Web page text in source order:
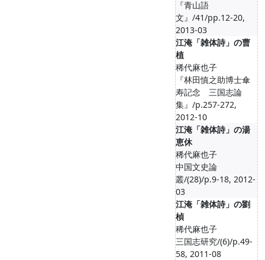
『青山語
文』/41/pp.12-20,
2013-03
江淹「雑体詩」の曹
植
稀代麻也子
『林田慎之助博士傘
寿記念 三国志論
集』/p.257-272,
2012-10
江淹「雑体詩」の湯
恵休
稀代麻也子
中国文史論
叢/(28)/p.9-18, 2012-
03
江淹「雑体詩」の劉
楨
稀代麻也子
三国志研究/(6)/p.49-
58, 2011-08